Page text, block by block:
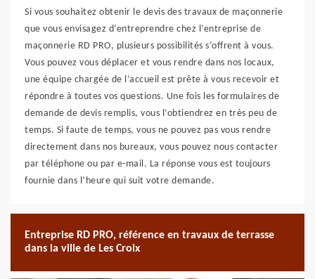
Si vous souhaitez obtenir le devis des travaux de maçonnerie
que vous envisagez d’entreprendre chez l’entreprise de
maçonnerie RD PRO, plusieurs possibilités s’offrent à vous.
Vous pouvez vous déplacer et vous rendre dans nos locaux,
une équipe chargée de l’accueil est prête à vous recevoir et
répondre à toutes vos questions. Une fois les formulaires de
demande de devis remplis, vous l’obtiendrez en très peu de
temps. Si faute de temps, vous ne pouvez pas vous rendre
directement dans nos bureaux, vous pouvez nous contacter
par téléphone ou par e-mail. La réponse vous est toujours
fournie dans l’heure qui suit votre demande.
Entreprise RD PRO, référence en travaux de terrasse
dans la ville de Les Croix